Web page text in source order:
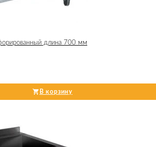
длина 700 мм
В корзину